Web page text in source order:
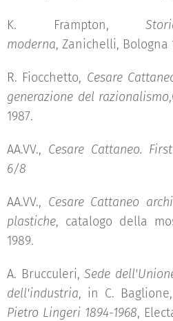
K. Frampton,
moderna, Zanichelli, Bologna
R. Fiocchetto, Cesare
generazione del razionalismo
1987.
AA.VV., Cesare Cattaneo.
6/8
AA.VV., Cesare Cattaneo
plastiche, catalogo della
1989.
A. Brucculeri,Sede
dell'industria, in C.
Pietro Lingeri 1894-1968,